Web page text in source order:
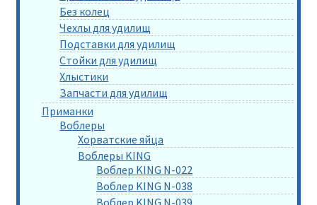
Без колец
Чехлы для удилищ
Подставки для удилищ
Стойки для удилищ
Хлыстики
Запчасти для удилищ
Приманки
Воблеры
Хорватские яйца
Воблеры KING
Воблер KING N-022
Воблер KING N-038
Воблер KING N-039